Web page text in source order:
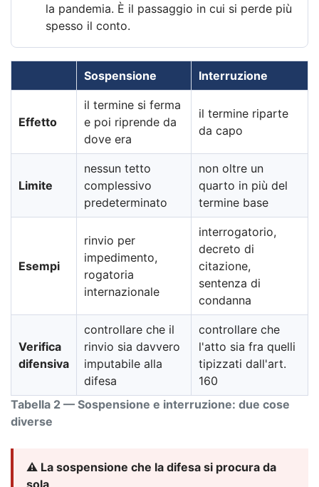
la pandemia. È il passaggio in cui si perde più
spesso il conto.
Tabella 2 — Sospensione e interruzione: due cose
diverse
Sospensione Interruzione
Effetto
il termine si ferma
e poi riprende da
dove era
il termine riparte
da capo
Limite
nessun tetto
complessivo
predeterminato
non oltre un
quarto in più del
termine base
Esempi
rinvio per
impedimento,
rogatoria
internazionale
interrogatorio,
decreto di
citazione,
sentenza di
condanna
Verifica
difensiva
controllare che il
rinvio sia davvero
imputabile alla
difesa
controllare che
l'atto sia fra quelli
tipizzati dall'art.
160
⚠️ La sospensione che la difesa si procura da
sola